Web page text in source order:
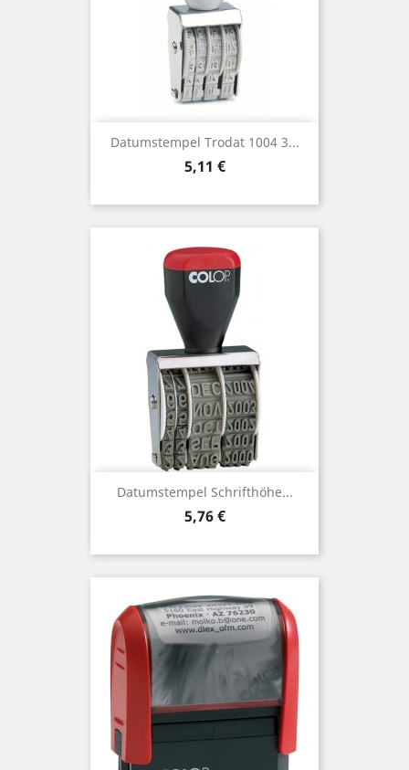
Datumstempel Trodat 1004 3...
Preis
5,11 €
Datumstempel Schrifthöhe...
Preis
5,76 €